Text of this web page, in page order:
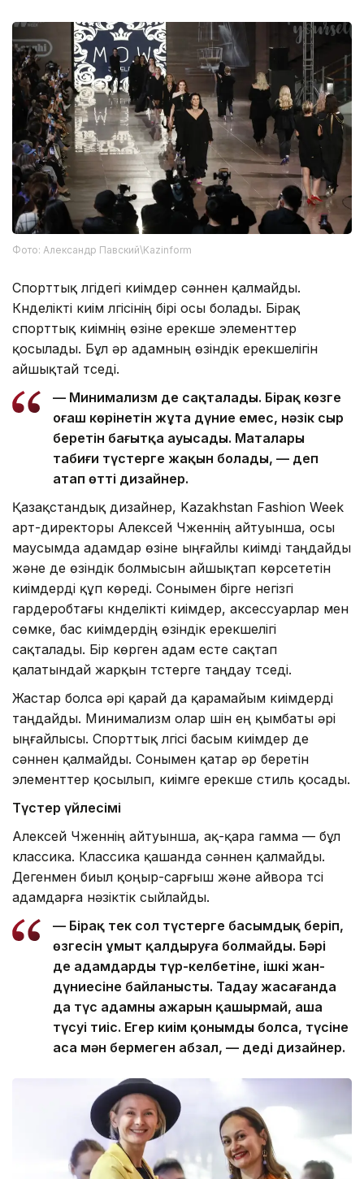
Фото: Александр Павский\Kazinform
Спорттық үлгідегі киімдер сәннен қалмайды.
Күнделікті киім үлгісінің бірі осы болады. Бірақ
спорттық киімнің өзіне ерекше элементтер
қосылады. Бұл әр адамның өзіндік ерекшелігін
айшықтай түседі.
— Минимализм де сақталады. Бірақ көзге
оғаш көрінетін жұтаң дүние емес, нәзік сыр
беретін бағытқа ауысады. Маталары
табиғи түстерге жақын болады, — деп
атап өтті дизайнер.
Қазақстандық дизайнер, Kazakhstan Fashion Week
арт-директоры Алексей Чженнің айтуынша, осы
маусымда адамдар өзіне ыңғайлы киімді таңдайды
және де өзіндік болмысын айшықтап көрсететін
киімдерді құп көреді. Сонымен бірге негізгі
гардеробтағы күнделікті киімдер, аксессуарлар мен
сөмке, бас киімдердің өзіндік ерекшелігі
сақталады. Бір көрген адам есте сақтап
қалатындай жарқын түстерге таңдау түседі.
Жастар болса әрі қарай да қарамайым киімдерді
таңдайды. Минимализм олар үшін ең қымбаты әрі
ыңғайлысы. Спорттық үлгісі басым киімдер де
сәннен қалмайды. Сонымен қатар әр беретін
элементтер қосылып, киімге ерекше стиль қосады.
Түстер үйлесімі
Алексей Чженнің айтуынша, ақ-қара гамма — бұл
классика. Классика қашанда сәннен қалмайды.
Дегенмен биыл қоңыр-сарғыш және айвора түсі
адамдарға нәзіктік сыйлайды.
— Бірақ тек сол түстерге басымдық беріп,
өзгесін ұмыт қалдыруға болмайды. Бәрі
де адамдардың түр-келбетіне, ішкі жан-
дүниесіне байланысты. Таңдау жасағанда
да түс адамның ажарын қашырмай, аша
түсуі тиіс. Егер киім қонымды болса, түсіне
аса мән бермеген абзал, — деді дизайнер.